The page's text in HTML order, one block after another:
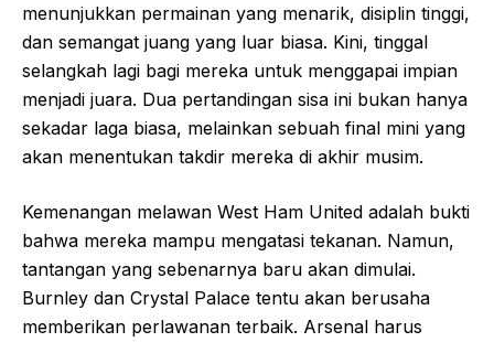
menunjukkan permainan yang menarik, disiplin tinggi,
dan semangat juang yang luar biasa. Kini, tinggal
selangkah lagi bagi mereka untuk menggapai impian
menjadi juara. Dua pertandingan sisa ini bukan hanya
sekadar laga biasa, melainkan sebuah final mini yang
akan menentukan takdir mereka di akhir musim.
Kemenangan melawan West Ham United adalah bukti
bahwa mereka mampu mengatasi tekanan. Namun,
tantangan yang sebenarnya baru akan dimulai.
Burnley dan Crystal Palace tentu akan berusaha
memberikan perlawanan terbaik. Arsenal harus